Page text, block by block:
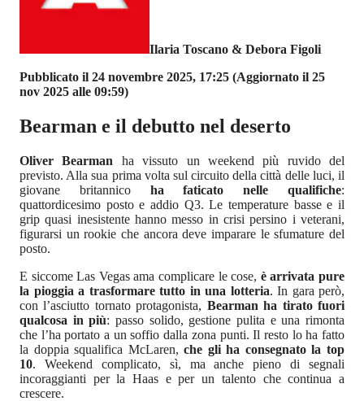
Ilaria Toscano & Debora Figoli
Pubblicato il 24 novembre 2025, 17:25 (Aggiornato il 25
nov 2025 alle 09:59)
Bearman e il debutto nel deserto
Oliver Bearman ha vissuto un weekend più ruvido del
previsto. Alla sua prima volta sul circuito della città delle luci, il
giovane britannico ha faticato nelle qualifiche:
quattordicesimo posto e addio Q3. Le temperature basse e il
grip quasi inesistente hanno messo in crisi persino i veterani,
figurarsi un rookie che ancora deve imparare le sfumature del
posto.
E siccome Las Vegas ama complicare le cose, è arrivata pure
la pioggia a trasformare tutto in una lotteria. In gara però,
con l’asciutto tornato protagonista, Bearman ha tirato fuori
qualcosa in più: passo solido, gestione pulita e una rimonta
che l’ha portato a un soffio dalla zona punti. Il resto lo ha fatto
la doppia squalifica McLaren,che gli ha consegnato la top
10. Weekend complicato, sì, ma anche pieno di segnali
incoraggianti per la Haas e per un talento che continua a
crescere.